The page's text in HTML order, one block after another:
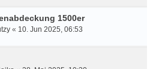
1500er
« 10. Jun 2025, 06:53